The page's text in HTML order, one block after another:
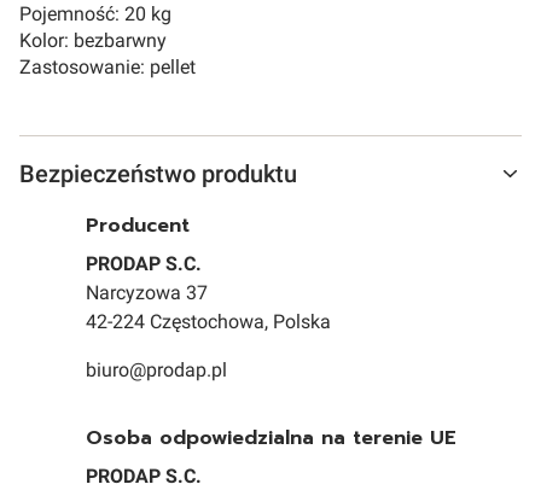
Pojemność: 20 kg
Kolor: bezbarwny
Zastosowanie: pellet
Bezpieczeństwo produktu
Producent
PRODAP S.C.
Narcyzowa 37
42-224 Częstochowa, Polska
biuro@prodap.pl
Osoba odpowiedzialna na terenie UE
PRODAP S.C.